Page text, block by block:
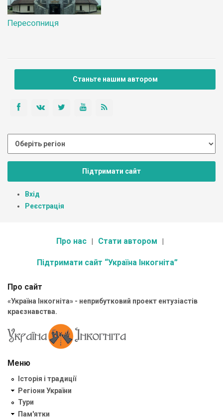
Пересопниця
Станьте нашим автором
Підтримати сайт
Вхід
Реєстрація
Про нас Стати автором
Підтримати сайт “Україна Інкогніта”
Про сайт
«Україна Інкогніта» - неприбутковий проект ентузіастів
краєзнавства.
Меню
Історія і традиції
Регіони України
Тури
Пам'ятки